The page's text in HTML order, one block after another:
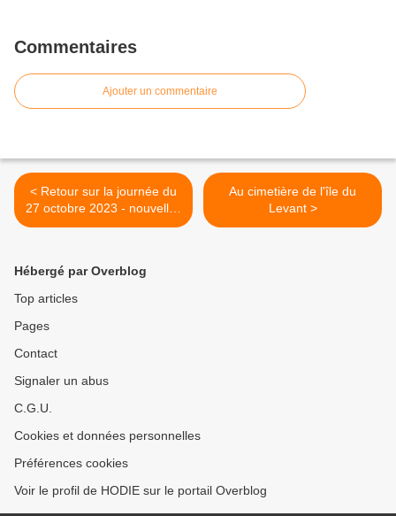
Commentaires
Ajouter un commentaire
< Retour sur la journée du
27 octobre 2023 - nouvelles
photos
Au cimetière de l'île du
Levant >
Hébergé par Overblog
Top articles
Pages
Contact
Signaler un abus
C.G.U.
Cookies et données personnelles
Préférences cookies
Voir le profil de HODIE sur le portail Overblog